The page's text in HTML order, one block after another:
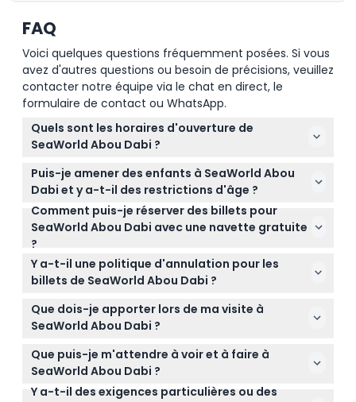
FAQ
Voici quelques questions fréquemment posées. Si vous
avez d'autres questions ou besoin de précisions, veuillez
contacter notre équipe via le chat en direct, le
formulaire de contact ou WhatsApp.
Quels sont les horaires d'ouverture de
SeaWorld Abou Dabi ?
SeaWorld Abou Dabi est ouvert tous les jours de
10h00 à 18h00 (susceptible de changement -
veuillez confirmer au moment de la réservation).
Pendant le Ramadan, les heures d'ouverture sont
de 10h00 à 17h00.
Puis-je amener des enfants à SeaWorld Abou
Dabi et y a-t-il des restrictions d'âge ?
Les enfants âgés de 3 ans et moins entrent
gratuitement et n'ont pas besoin de billet. Les
invités âgés de 11 ans et moins doivent être
accompagnés d'un adulte responsable avec un
billet valide.
Comment puis-je réserver des billets pour
SeaWorld Abou Dabi avec une navette gratuite
?
Vous pouvez facilement réserver vos billets pour
SeaWorld Abou Dabi avec le service de navette
de sélectionner votre date préférée et de
compléter le processus de réservation sécurisé.
Y a-t-il une politique d'annulation pour les
billets de SeaWorld Abou Dabi ?
Tous les billets sont non remboursables et non
échangeables, veuillez donc être certain de vos
Que dois-je apporter lors de ma visite à
SeaWorld Abou Dabi ?
Apportez des vêtements et des chaussures
confortables adaptées à la marche, un appareil
avec les animaux, ainsi que vos essentiels
Que puis-je m'attendre à voir et à faire à
SeaWorld Abou Dabi ?
Attendez-vous à plus de 100 expériences animales,
Y a-t-il des exigences particulières ou des